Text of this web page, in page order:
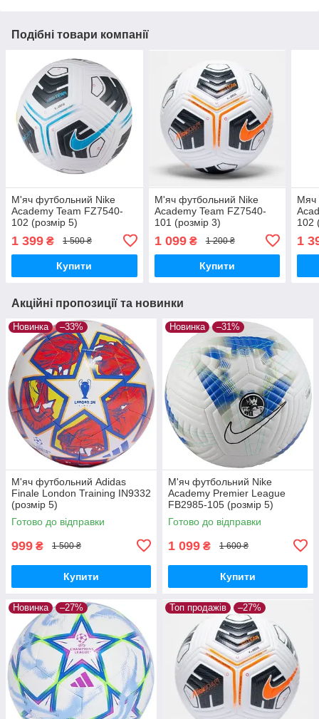
Подібні товари компанії
М'яч футбольний Nike
Academy Team FZ7540-
102 (розмір 5)
1 399 ₴ 1 500 ₴
Купити
М'яч футбольний Nike
Academy Team FZ7540-
101 (розмір 3)
1 099₴ 1 200 ₴
Купити
Мяч
102
1
Акційні пропозиції та новинки
Новинка –33%
М'яч футбольний Adidas
Finale London Training IN9332
(розмір 5)
Готово до відправки
999 ₴ 1 500 ₴
Купити
Новинка –31%
М'яч футбольний Nike
Academy Premier League
FB2985-105 (розмір 5)
Готово до відправки
1 099 ₴ 1 600 ₴
Купити
Новинка –27% Топ продажів –27%